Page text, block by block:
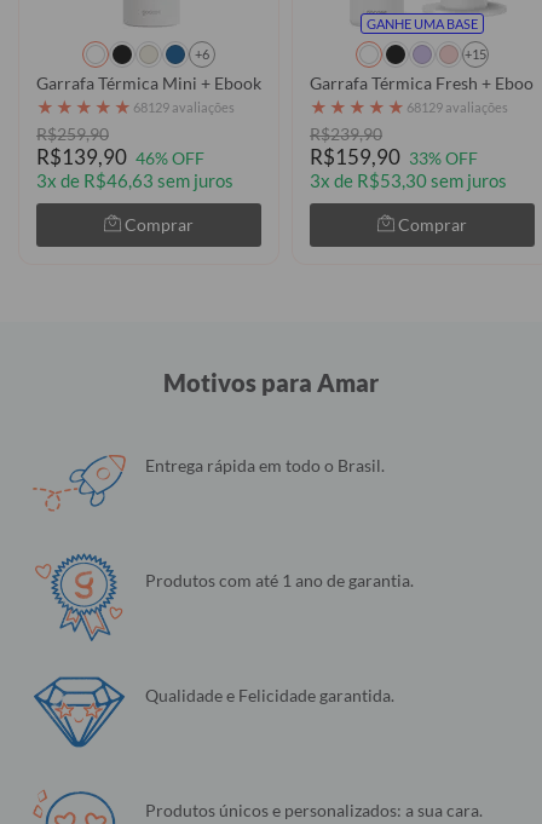
+6
Garrafa Térmica Mini + Ebook - Pets Minimalistas - Cachorros
★ ★ ★ ★ ★ 68129 avaliações
R$259,90
R$139,90 46% OFF
3x de R$46,63 sem juros
Comprar
GANHE UMA BASE
+15
Garrafa Térmica Fresh +
★ ★ ★ ★ ★ 68129 avaliações
R$239,90
R$159,90 33% OFF
3x de R$53,30 sem juros
Comprar
Motivos para Amar
Entrega rápida em todo o Brasil.
Produtos com até 1 ano de garantia.
Qualidade e Felicidade garantida.
Produtos únicos e personalizados: a sua cara.